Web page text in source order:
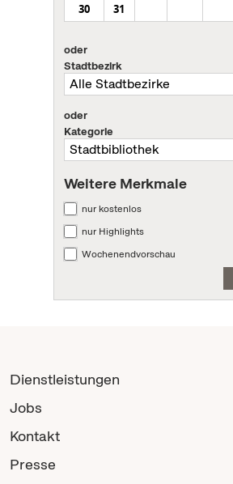
30
31
oder
Stadtbezirk
oder
Kategorie
Weitere Merkmale
nur kostenlos
nur Highlights
Wochenendvorschau
Dienstleistungen
Jobs
Kontakt
Presse